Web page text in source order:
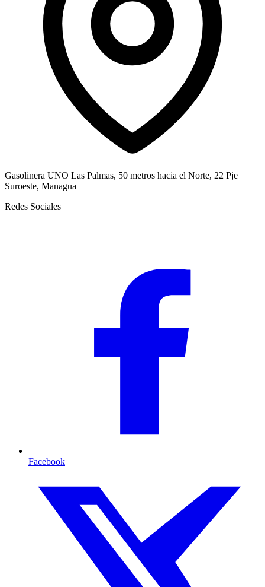
Gasolinera UNO Las Palmas, 50 metros hacia el Norte, 22 Pje
Suroeste, Managua
Redes Sociales
Facebook